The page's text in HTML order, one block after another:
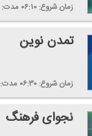
زمان شروع: ۰۶:۱۰ مدت:
تمدن نوین
زمان شروع: ۰۶:۳۰ مدت:
نجوای فرهنگ